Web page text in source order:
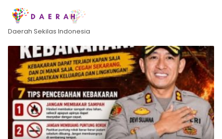
Daerah Sekilas Indonesia